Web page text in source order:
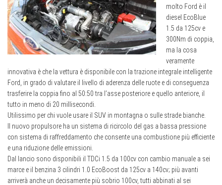
molto Ford è il
diesel EcoBlue
1.5 da 125cv e
300Nm di coppia,
ma la cosa
veramente
innovativa è che la vettura è disponibile con la trazione integrale intelligente
Ford, in grado di valutare il livello di aderenza delle ruote e di conseguenza
trasferire la coppia fino al 50:50 tra l’asse posteriore e quello anteriore, il
tutto in meno di 20 millisecondi.
Utilissimo per chi vuole usare il SUV in montagna o sulle strade bianche.
Il nuovo propulsore ha un sistema di ricircolo del gas a bassa pressione
con sistema di raffreddamento che consente una combustione più efficiente
e una riduzione delle emissioni.
Dal lancio sono disponibili il TDCi 1.5 da 100cv con cambio manuale a sei
marce e il benzina 3 cilindri 1.0 EcoBoost da 125cv a 140cv; più avanti
arriverà anche un decisamente più sobrio 100cv, tutti abbinati al sei